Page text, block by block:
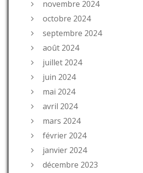
novembre 2024
octobre 2024
septembre 2024
août 2024
juillet 2024
juin 2024
mai 2024
avril 2024
mars 2024
février 2024
janvier 2024
décembre 2023